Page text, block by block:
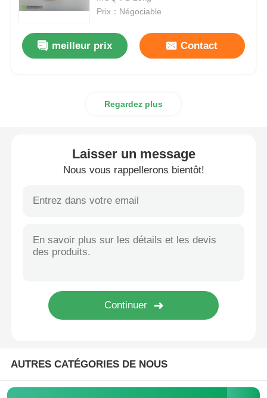
MSM en gros
Supplément de MSM
Soufre organique de MSM
Cristaux purs de MSM
Prix：Négociable
meilleur prix Contact
Regardez plus
Laisser un message
Nous vous rappellerons bientôt!
AUTRES CATÉGORIES DE NOUS